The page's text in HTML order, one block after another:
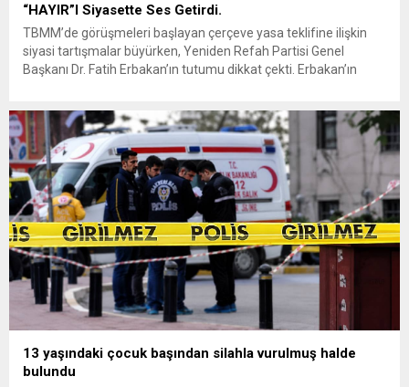
“HAYIR”I Siyasette Ses Getirdi.
TBMM’de görüşmeleri başlayan çerçeve yasa teklifine ilişkin
siyasi tartışmalar büyürken, Yeniden Refah Partisi Genel
Başkanı Dr. Fatih Erbakan’ın tutumu dikkat çekti. Erbakan’ın
Partisi Genel Başkanı Ümit Özdağ’dan dikkat çeken destek
geldi. Türkiye Büyük Millet Meclisi’nde...
13 yaşındaki çocuk başından silahla vurulmuş halde
bulundu